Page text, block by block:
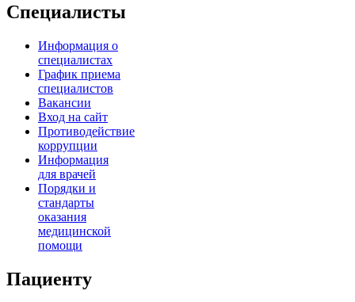
Специалисты
Информация о
специалистах
График приема
специалистов
Вакансии
Вход на сайт
Противодействие
коррупции
Информация
для врачей
Порядки и
стандарты
оказания
медицинской
помощи
Пациенту